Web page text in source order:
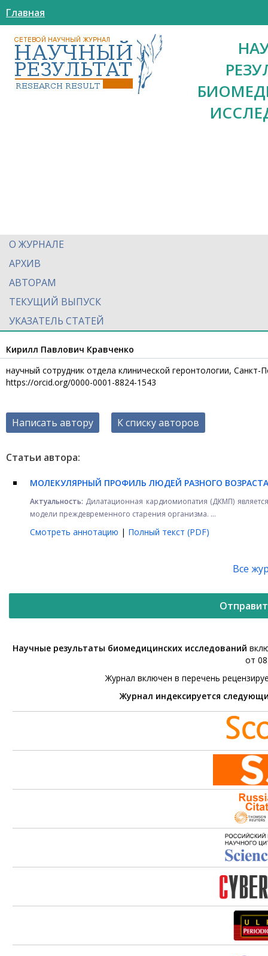
Главная
О ЖУРНАЛЕ
АРХИВ
АВТОРАМ
ТЕКУЩИЙ ВЫПУСК
УКАЗАТЕЛЬ СТАТЕЙ
Кирилл Павлович Кравченко
научный сотрудник отдела клинической геронтологии, Санкт-
https://orcid.org/0000-0001-8824-1543
Написать автору К списку авторов
Статьи автора:
МОЛЕКУЛЯРНЫЙ ПРОФИЛЬ ЛЮДЕЙ РАЗНОГО
Актуальность: Дилатационная кардиомиопатия (ДКМП)
модели преждевременного старения организма. ...
Смотреть аннотацию | Полный текст (PDF)
Все
Научные результаты биомедицинских исследований
от
Журнал включен в перечень
Журнал индексируется